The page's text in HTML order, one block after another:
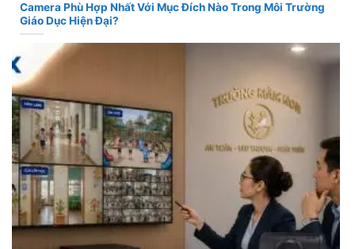
Camera Phù Hợp Nhất Với Mục Đích Nào Trong Môi Trường
Giáo Dục Hiện Đại?